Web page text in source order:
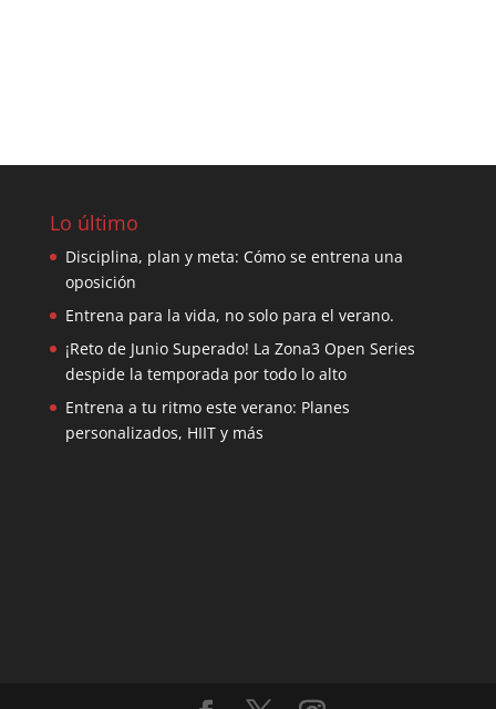
Lo último
Disciplina, plan y meta: Cómo se entrena una
oposición
Entrena para la vida, no solo para el verano.
¡Reto de Junio Superado! La Zona3 Open Series
despide la temporada por todo lo alto
Entrena a tu ritmo este verano: Planes
personalizados, HIIT y más